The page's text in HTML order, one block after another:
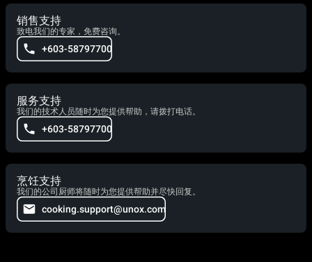
销售支持
致电我们的专家，免费咨询。
+603-58797700
服务支持
我们的技术人员随时为您提供帮助，请拨打电话。
+603-58797700
烹饪支持
我们的公司厨师将随时为您提供帮助并尽快回复。
cooking.support@unox.com